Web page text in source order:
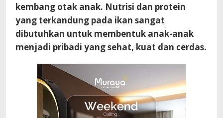
kembang otak anak. Nutrisi dan protein
yang terkandung pada ikan sangat
dibutuhkan untuk membentuk anak-anak
menjadi pribadi yang sehat, kuat dan cerdas.